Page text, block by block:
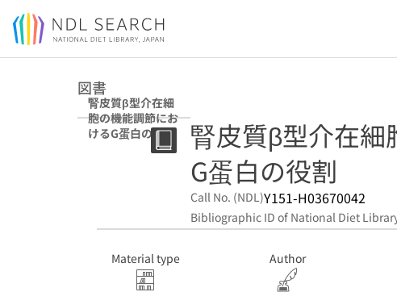
Jump to main content
図書
腎皮質β型介在細
胞の機能調節にお
けるG蛋白の役割
腎皮質β型介在細
G蛋白の役割
Call No. (NDL)Y151-H03670042
Bibliographic ID of National Diet
Material type Author